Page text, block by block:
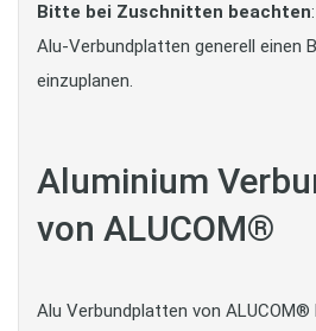
Bitte bei Zuschnitten beachten
Alu-Verbundplatten generell einen
einzuplanen.
Aluminium
von ALUCOM®
Alu Verbundplatten von